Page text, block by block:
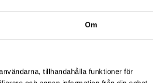
Om
tillhandahålla funktioner för